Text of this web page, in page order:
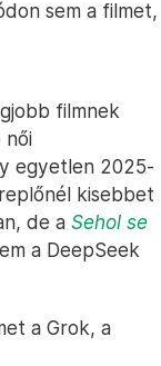
sem a filmet,
filmnek
női
egyetlen 2025-
kisebbet
de a Sehol se
a DeepSeek
a Grok, a